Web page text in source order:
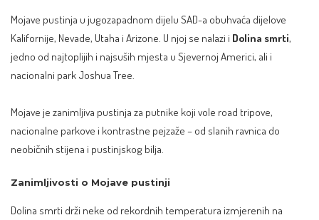
Mojave pustinja u jugozapadnom dijelu SAD-a obuhvaća dijelove
Kalifornije, Nevade, Utaha i Arizone. U njoj se nalazi i Dolina smrti,
jedno od najtoplijih i najsuših mjesta u Sjevernoj Americi, ali i
nacionalni park Joshua Tree.
Mojave je zanimljiva pustinja za putnike koji vole road tripove,
nacionalne parkove i kontrastne pejzaže – od slanih ravnica do
neobičnih stijena i pustinjskog bilja.
Zanimljivosti o Mojave pustinji
Dolina smrti drži neke od rekordnih temperatura izmjerenih na